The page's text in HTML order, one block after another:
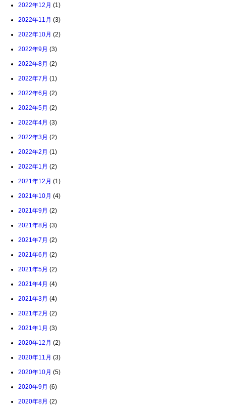
2022年12月 (1)
2022年11月 (3)
2022年10月 (2)
2022年9月 (3)
2022年8月 (2)
2022年7月 (1)
2022年6月 (2)
2022年5月 (2)
2022年4月 (3)
2022年3月 (2)
2022年2月 (1)
2022年1月 (2)
2021年12月 (1)
2021年10月 (4)
2021年9月 (2)
2021年8月 (3)
2021年7月 (2)
2021年6月 (2)
2021年5月 (2)
2021年4月 (4)
2021年3月 (4)
2021年2月 (2)
2021年1月 (3)
2020年12月 (2)
2020年11月 (3)
2020年10月 (5)
2020年9月 (6)
2020年8月 (2)